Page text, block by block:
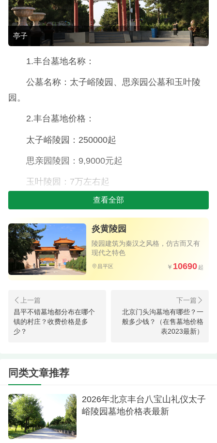
亭子
1.丰台墓地名称：
公墓名称：太子峪陵园、思亲园公墓和玉叶陵
园。
2.丰台墓地价格：
太子峪陵园：250000起
思亲园陵园：9,9000元起
玉叶陵园：7万左右起
3.丰台墓地其他方面：
太子峪陵园：北京西郊，永定河畔，有一片净
土，这里就是北京市规模最大，安葬骨灰数量最多
的太子峪陵园。位置在北京市丰台区长辛店乡太子
峪杨家坟村99号。
式批准建设的大型合法公墓，四面环山。是北京市
的三十三家合法经营性公墓之一，位于北京市丰台
区的花乡潘公庄，成立于2000年。
沙锅村，规划占地1000亩。是以市、区殡葬服务中
0970680
查看全部
炎黄陵园
陵园建筑为秦汉之风格，仿古而又有
现代之特色
昌平区 10690
昌平不错墓地都分布在哪个
镇的村庄？收费价格是多
少？
北京门头沟墓地有哪些？一
般多少钱？（在售墓地价格
表2023最新）
同类文章推荐
2026年北京丰台八宝山礼仪太子
峪陵园墓地价格表最新